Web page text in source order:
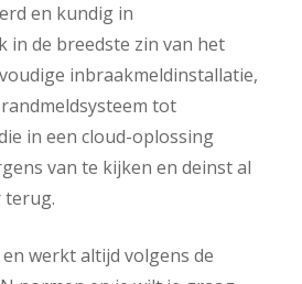
en kundig in
in de breedste zin van het
inbraakmeldinstallatie,
tot
in een cloud-oplossing
van te kijken en deinst al
terug.
werkt altijd volgens de